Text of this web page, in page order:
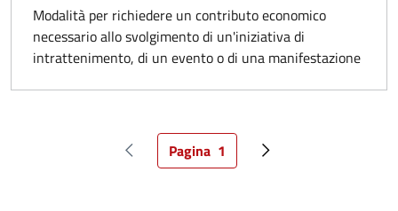
Modalità per richiedere un contributo economico
necessario allo svolgimento di un'iniziativa di
intrattenimento, di un evento o di una manifestazione
Pagina precedente
Pagina attuale
Pagina 1 Pagina successiva